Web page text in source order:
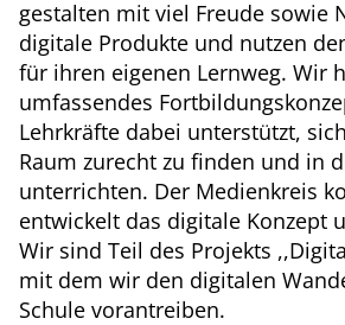
gestalten mit viel Freude sowie
digitale Produkte und nutzen
für ihren eigenen Lernweg. Wir
umfassendes
Lehrkräfte dabei unterstützt,
Raum zurecht zu finden und in
unterrichten. Der Medienkreis
entwickelt das digitale Konzept
Wir sind Teil des Projekts
mit dem wir den digitalen
Schule vorantreiben.